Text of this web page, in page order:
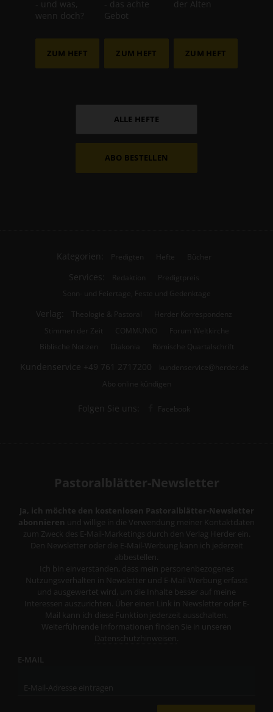
- und was,
wenn doch?
ZUM HEFT
- das achte
Gebot
ZUM HEFT
der Alten
ZUM HEFT
ALLE HEFTE
ABO BESTELLEN
Kategorien: Predigten Hefte Bücher
Services: Redaktion
Predigtpreis
Sonn- und Feiertage, Feste und Gedenktage
Verlag: Theologie & Pastoral
Herder Korrespondenz
Stimmen der Zeit
COMMUNIO
Forum Weltkirche
Biblische Notizen
Diakonia Römische Quartalschrift
Kundenservice +49 761 2717200
kundenservice@herder.de
Abo online kündigen
Folgen Sie uns: Facebook
Pastoralblätter-Newsletter
Ja, ich möchte den kostenlosen Pastoralblätter-Newsletter
abonnieren und willige in die Verwendung meiner Kontaktdaten
zum Zweck des E-Mail-Marketings durch den Verlag Herder ein.
Den Newsletter oder die E-Mail-Werbung kann ich jederzeit
abbestellen.
Ich bin einverstanden, dass mein personenbezogenes
Nutzungsverhalten in Newsletter und E-Mail-Werbung erfasst
und ausgewertet wird, um die Inhalte besser auf meine
Interessen auszurichten. Über einen Link in Newsletter oder E-
Mail kann ich diese Funktion jederzeit ausschalten.
Weiterführende Informationen finden Sie in unseren
Datenschutzhinweisen
E-MAIL